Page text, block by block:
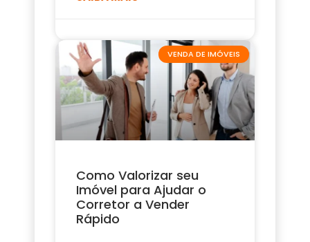
VENDA DE IMÓVEIS
Como Valorizar seu
Imóvel para Ajudar o
Corretor a Vender
Rápido